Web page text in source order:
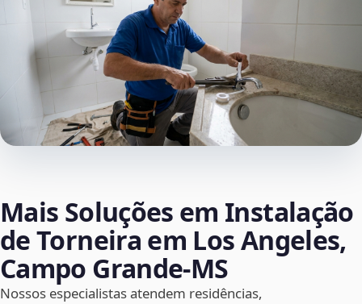
Mais Soluções em Instalação
de Torneira em Los Angeles,
Campo Grande‑MS
Nossos especialistas atendem residências,